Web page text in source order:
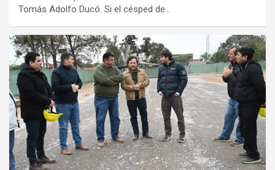
Tomás Adolfo Ducó. Si el césped de…